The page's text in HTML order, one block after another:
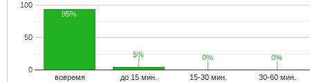
вовремя до 15 мин. 15-30 мин. 30-60 мин.
0
50
100
95%
5%
5% 0%
0% 0%
0%